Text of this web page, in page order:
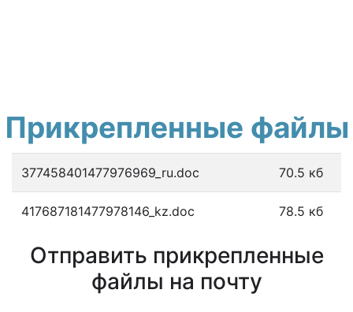
Прикрепленные файлы
377458401477976969_ru.doc 70.5 кб
417687181477978146_kz.doc 78.5 кб
Отправить прикрепленные
файлы на почту